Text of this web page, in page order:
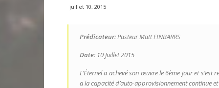
juillet 10, 2015
Prédicateur: Pasteur Matt FINBARRS
Date: 10 Juillet 2015
L’Éternel a achevé son œuvre le 6ème jour et s’est
a la capacité d’auto-approvisionnement continue